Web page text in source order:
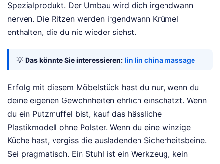
Spezialprodukt. Der Umbau wird dich irgendwann
nerven. Die Ritzen werden irgendwann Krümel
enthalten, die du nie wieder siehst.
💡 Das könnte Sie interessieren: lin lin china massage
Erfolg mit diesem Möbelstück hast du nur, wenn du
deine eigenen Gewohnheiten ehrlich einschätzt. Wenn
du ein Putzmuffel bist, kauf das hässliche
Plastikmodell ohne Polster. Wenn du eine winzige
Küche hast, vergiss die ausladenden Sicherheitsbeine.
Sei pragmatisch. Ein Stuhl ist ein Werkzeug, kein